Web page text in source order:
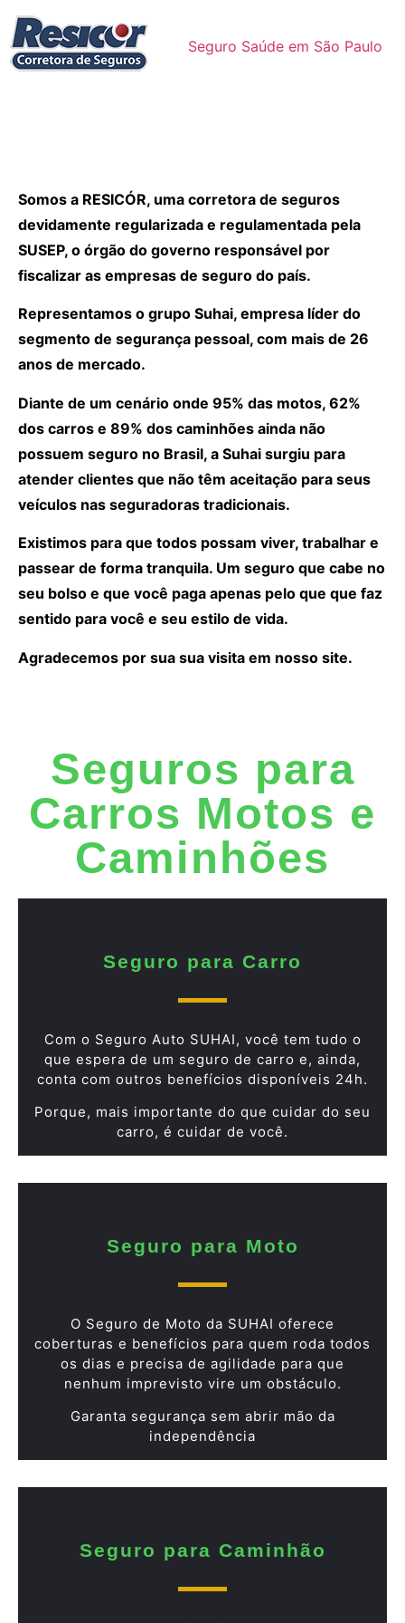
Seguro Saúde em São Paulo
Somos a RESICÓR, uma corretora de seguros
devidamente regularizada e regulamentada pela
SUSEP, o órgão do governo responsável por
fiscalizar as empresas de seguro do país.
Representamos o grupo Suhai, empresa líder do
segmento de segurança pessoal, com mais de 26
anos de mercado.
Diante de um cenário onde 95% das motos, 62%
dos carros e 89% dos caminhões ainda não
possuem seguro no Brasil, a Suhai surgiu para
atender clientes que não têm aceitação para seus
veículos nas seguradoras tradicionais.
Existimos para que todos possam viver, trabalhar e
passear de forma tranquila. Um seguro que cabe no
seu bolso e que você paga apenas pelo que que faz
sentido para você e seu estilo de vida.
Agradecemos por sua sua visita em nosso site.
Seguros para
Carros Motos e
Caminhões
Seguro para Carro
Com o Seguro Auto SUHAI, você tem tudo o
que espera de um seguro de carro e, ainda,
conta com outros benefícios disponíveis 24h.
Porque, mais importante do que cuidar do seu
carro, é cuidar de você.
Seguro para Moto
O Seguro de Moto da SUHAI oferece
coberturas e benefícios para quem roda todos
os dias e precisa de agilidade para que
nenhum imprevisto vire um obstáculo.
Garanta segurança sem abrir mão da
independência
Seguro para Caminhão